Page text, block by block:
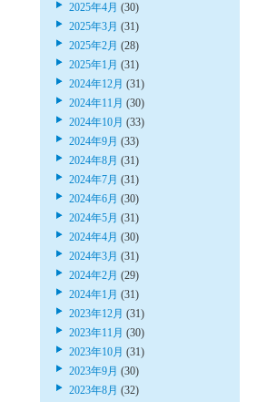
2025年4月 (30)
2025年3月 (31)
2025年2月 (28)
2025年1月 (31)
2024年12月 (31)
2024年11月 (30)
2024年10月 (33)
2024年9月 (33)
2024年8月 (31)
2024年7月 (31)
2024年6月 (30)
2024年5月 (31)
2024年4月 (30)
2024年3月 (31)
2024年2月 (29)
2024年1月 (31)
2023年12月 (31)
2023年11月 (30)
2023年10月 (31)
2023年9月 (30)
2023年8月 (32)